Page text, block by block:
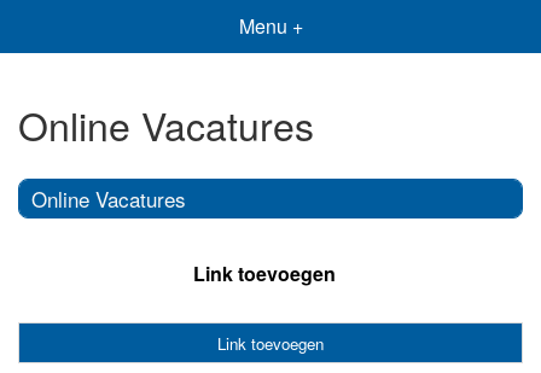
Menu +
Online Vacatures
Online Vacatures
Link toevoegen
Link toevoegen